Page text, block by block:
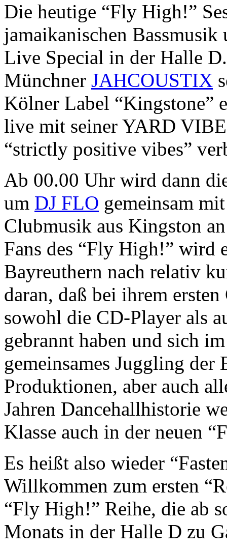
Die heutige “Fly High!”
jamaikanischen
Live Special in der Halle
Münchner JAHCOUSTIX
Kölner Label “Kingstone”
live mit seiner YARD
“strictly positive vibes”
Ab 00.00 Uhr wird dann
um DJ FLO gemeinsam
Clubmusik aus Kingston
Fans des “Fly High!” wird
Bayreuthern nach relativ
daran, daß bei ihrem
sowohl die CD-Player als
gebrannt haben und sich
gemeinsames Juggling der
Produktionen, aber auch
Jahren Dancehallhistorie
Klasse auch in der neuen
Es heißt also wieder
Willkommen zum ersten
“Fly High!” Reihe, die ab
Monats in der Halle D zu